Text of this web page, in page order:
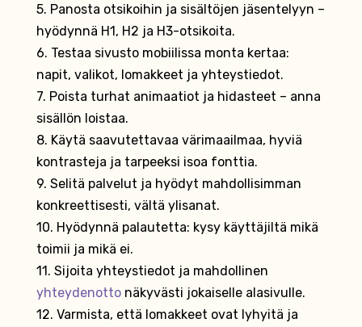
5. Panosta otsikoihin ja sisältöjen jäsentelyyn –
hyödynnä H1, H2 ja H3-otsikoita.
6. Testaa sivusto mobiilissa monta kertaa:
napit, valikot, lomakkeet ja yhteystiedot.
7. Poista turhat animaatiot ja hidasteet – anna
sisällön loistaa.
8. Käytä saavutettavaa värimaailmaa, hyviä
kontrasteja ja tarpeeksi isoa fonttia.
9. Selitä palvelut ja hyödyt mahdollisimman
konkreettisesti, vältä ylisanat.
10. Hyödynnä palautetta: kysy käyttäjiltä mikä
toimii ja mikä ei.
11. Sijoita yhteystiedot ja mahdollinen
yhteydenottonäkyvästi jokaiselle alasivulle.
12. Varmista, että lomakkeet ovat lyhyitä ja